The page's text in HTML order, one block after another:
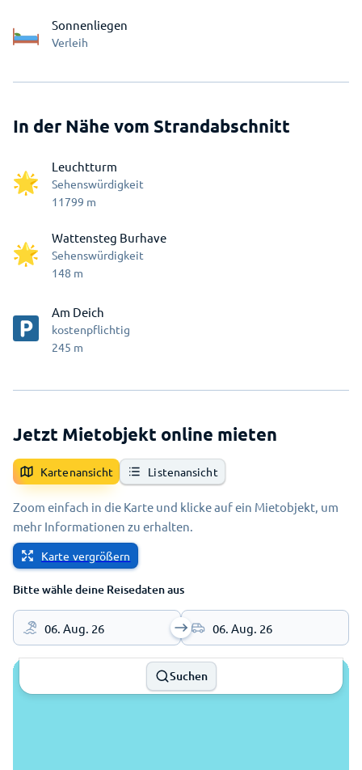
Sonnenliegen
Verleih
In der Nähe vom Strandabschnitt
Leuchtturm
Sehenswürdigkeit
11799 m
Wattensteg Burhave
Sehenswürdigkeit
148 m
Am Deich
kostenpflichtig
245 m
Jetzt Mietobjekt online mieten
Kartenansicht Listenansicht
Zoom einfach in die Karte und klicke auf ein Mietobjekt, um
mehr Informationen zu erhalten.
Karte vergrößern
Bitte wähle deine Reisedaten aus
06. Aug. 26 06. Aug. 26
Suchen